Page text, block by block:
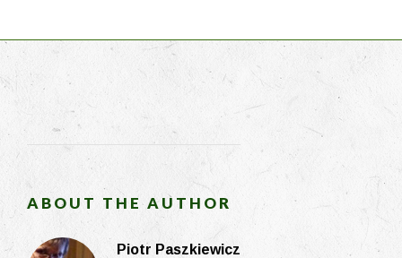
ABOUT THE AUTHOR
Piotr Paszkiewicz